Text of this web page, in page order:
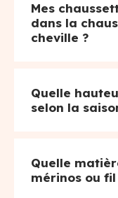
Mes
dans la
cheville ?
Quelle
selon la
Quelle
mérinos ou fil